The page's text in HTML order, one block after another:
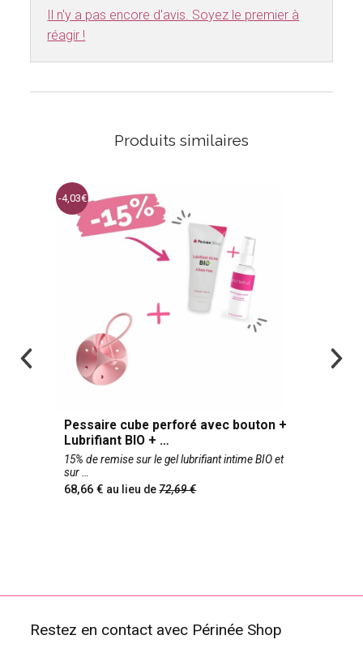
Il n'y a pas encore d'avis. Soyez le premier à
réagir !
Produits similaires
-4,03
Pessaire cube perforé avec bouton +
Lubrifiant BIO +
15% de remise sur le gel lubrifiant intime BIO et
sur
68,66 au lieu de72,69
Restez en contact avec Périnée Shop